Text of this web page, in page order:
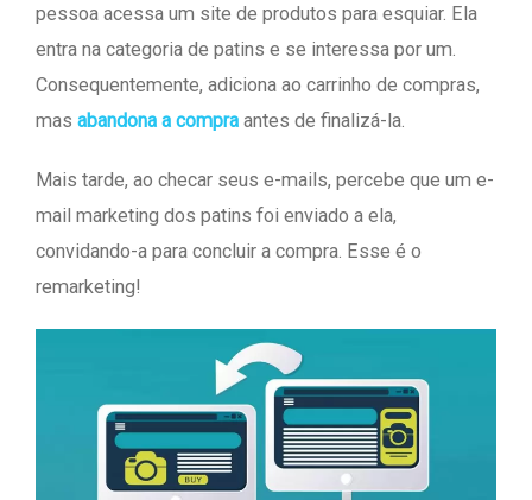
pessoa acessa um site de produtos para esquiar. Ela
entra na categoria de patins e se interessa por um.
Consequentemente, adiciona ao carrinho de compras,
mas abandona a compra antes de finalizá-la.
Mais tarde, ao checar seus e-mails, percebe que um e-
mail marketing dos patins foi enviado a ela,
convidando-a para concluir a compra. Esse é o
remarketing!